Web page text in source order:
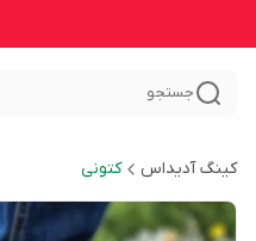
جستجو
کینگ آدیداس کتونی